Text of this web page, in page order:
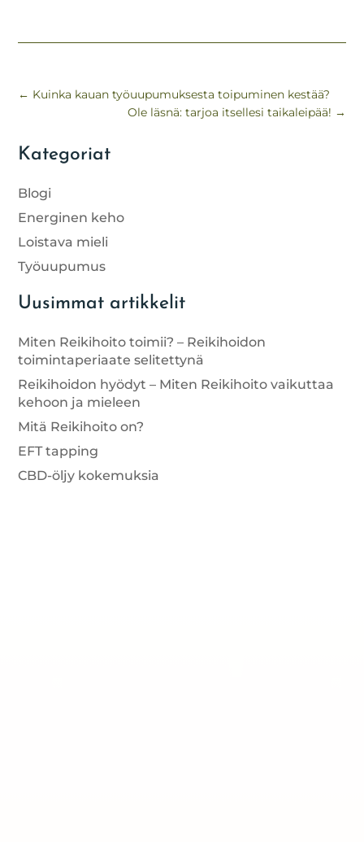
← Kuinka kauan työuupumuksesta toipuminen kestää?
Ole läsnä: tarjoa itsellesi taikaleipää! →
Kategoriat
Blogi
Energinen keho
Loistava mieli
Työuupumus
Uusimmat artikkelit
Miten Reikihoito toimii? – Reikihoidon
toimintaperiaate selitettynä
Reikihoidon hyödyt – Miten Reikihoito vaikuttaa
kehoon ja mieleen
Mitä Reikihoito on?
EFT tapping
CBD-öljy kokemuksia